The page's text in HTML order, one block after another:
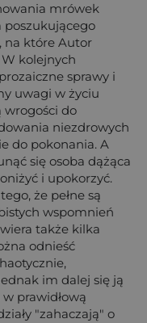
mrówek
poszukującego
na które Autor
kolejnych
sprawy i
uwagi w życiu
wrogości do
niezdrowych
do pokonania. A
się osoba dążąca
i upokorzyć.
że pełne są
wspomnień
także kilka
odnieść
im dalej się ją
prawidłową
"zahaczają" o